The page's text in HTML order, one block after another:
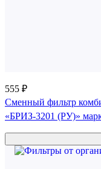
555 ₽
Сменный фильтр
«БРИЗ-3201 (РУ)»